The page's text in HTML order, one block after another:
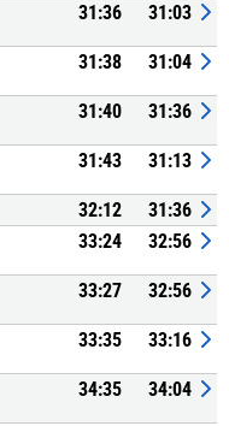
31:36 31:03
31:38 31:04
31:40 31:36
31:43 31:13
32:12
31:36
33:24 32:56
33:27 32:56
33:35 33:16
34:35 34:04